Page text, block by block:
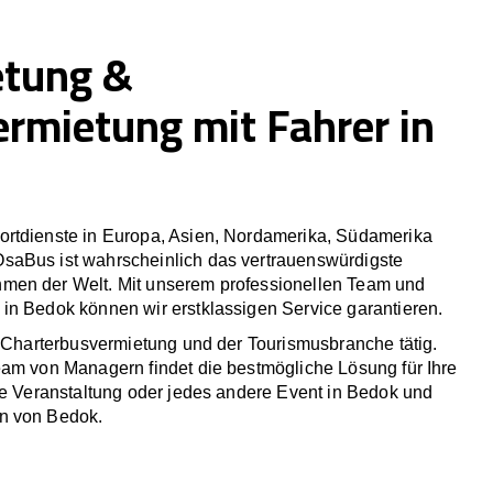
&
mit Fahrer in
in Europa, Asien, Nordamerika, Südamerika
ist wahrscheinlich das vertrauenswürdigste
der Welt. Mit unserem professionellen Team und
Bedok können wir erstklassigen Service garantieren.
und der Tourismusbranche tätig.
von Managern findet die bestmögliche Lösung für Ihre
Veranstaltung oder jedes andere Event in Bedok und
von Bedok.